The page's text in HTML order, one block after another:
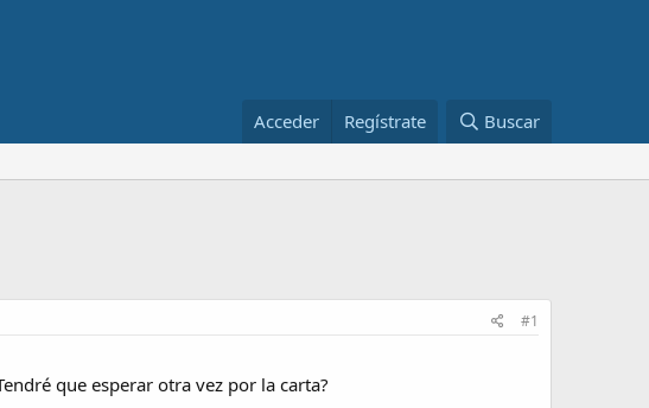
Acceder Regístrate Buscar
#1
que esperar otra vez por la carta?